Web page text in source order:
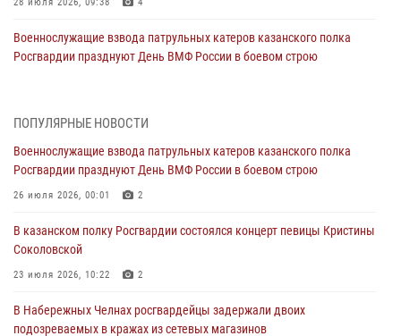
Военнослужащие взвода патрульных катеров казанского полка
Росгвардии празднуют День ВМФ России в боевом строю
Татарстанские росгвардейцы завоевали «бронзу» в окружном этапе
24 июля 2026, 15:05 4
В казанском полку Росгвардии состоялся концерт певицы Кристины
23 июля 2026, 10:22
В Нижнекамске сотрудники Росгвардии задержали подозреваемого
23 июля 2026, 06:47
ПОПУЛЯРНЫЕ НОВОСТИ
Военнослужащие взвода патрульных катеров казанского полка
Росгвардии празднуют День ВМФ России в боевом строю
26 июля 2026, 00:01 2
В казанском полку Росгвардии состоялся концерт певицы Кристины
Соколовской
23 июля 2026, 10:22 2
В Набережных Челнах росгвардейцы задержали двоих
подозреваемых в кражах из сетевых магазинов